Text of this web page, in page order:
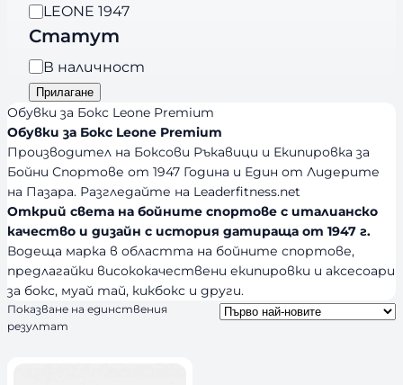
г
о
р
и
я
B
r
a
n
d
s
LEONE 1947
Статут
Н
а
л
и
ч
н
о
т
В наличност
Прилагане
Обувки за Бокс Leone Premium
Обувки за Бокс Leone Premium
Производител на Боксови Ръкавици и Екипировка за
Бойни Спортове от 1947 Година и Един от Лидерите
на Пазара. Разгледайте на Leaderfitness.net
Открий света на бойните спортове с италианско
качество и дизайн с история датираща от 1947 г.
Водеща марка в областта на бойните спортове,
предлагайки висококачествени екипировки и аксесоари
за бокс, муай тай, кикбокс и други.
Показване на единствения
резултат